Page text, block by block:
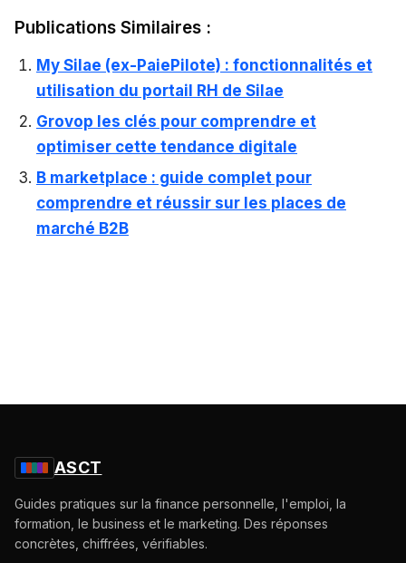
Publications Similaires :
My Silae (ex-PaiePilote) : fonctionnalités et
utilisation du portail RH de Silae
Grovop les clés pour comprendre et
optimiser cette tendance digitale
B marketplace : guide complet pour
comprendre et réussir sur les places de
marché B2B
ASCT
Guides pratiques sur la finance personnelle, l'emploi, la
formation, le business et le marketing. Des réponses
concrètes, chiffrées, vérifiables.